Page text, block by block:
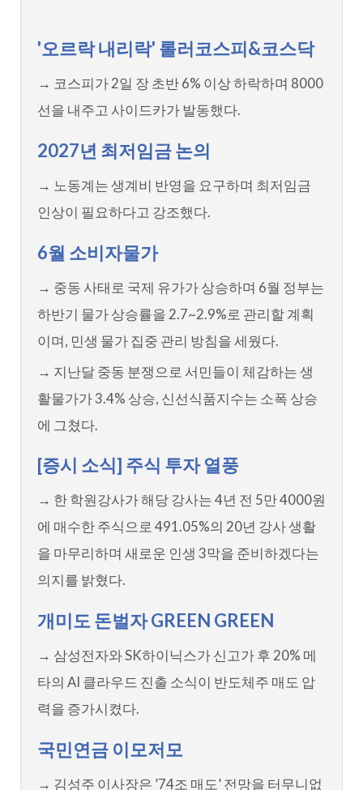
'오르락 내리락' 롤러코스피&코스닥
→ 코스피가 2일 장 초반 6% 이상 하락하며 8000
선을 내주고 사이드카가 발동했다.
2027년 최저임금 논의
→ 노동계는 생계비 반영을 요구하며 최저임금
인상이 필요하다고 강조했다.
6월 소비자물가
→ 중동 사태로 국제 유가가 상승하며 6월 정부는
하반기 물가 상승률을 2.7~2.9%로 관리할 계획
이며, 민생 물가 집중 관리 방침을 세웠다.
→ 지난달 중동 분쟁으로 서민들이 체감하는 생
활물가가 3.4% 상승, 신선식품지수는 소폭 상승
에 그쳤다.
[증시 소식] 주식 투자 열풍
→ 한 학원강사가 해당 강사는 4년 전 5만 4000원
에 매수한 주식으로 491.05%의 20년 강사 생활
을 마무리하며 새로운 인생 3막을 준비하겠다는
의지를 밝혔다.
개미도 돈벌자 GREEN GREEN
→ 삼성전자와 SK하이닉스가 신고가 후 20% 메
타의 AI 클라우드 진출 소식이 반도체주 매도 압
력을 증가시켰다.
국민연금 이모저모
→ 김성주 이사장은 ’74조 매도’ 전망을 터무니없